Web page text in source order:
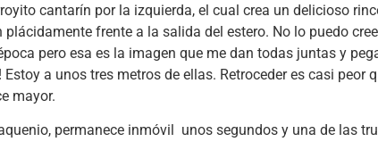
cantarín por la izquierda, el cual crea un delicioso
frente a la salida del estero. No lo puedo
pero esa es la imagen que me dan todas juntas y
a unos tres metros de ellas. Retroceder es casi
mayor.
permanece inmóvil unos segundos y una de las